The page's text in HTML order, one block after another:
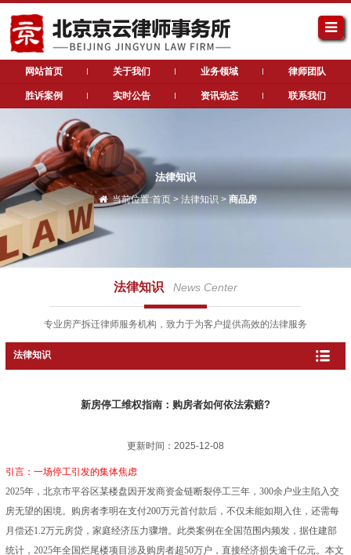
网站首页 关于我们 业务领域 律师团队
胜诉案例 实时公告 资讯动态 联系我们
法律知识
当前位置:首页> 法律知识 > 商品房
法律知识 News Center
专业房产拆迁律师服务机构，致力于为客户提供高效的法律服务
法律知识
新房停工维权指南：购房者如何依法索赔?
更新时间：2025-12-08
引言：一场停工引发的集体焦虑
2025年，北京市平谷区某楼盘因开发商资金链断裂停工三年，300余户业主陷入交
房无望的困境。购房者李明在支付200万元首付款后，不仅未能如期入住，还需每
月偿还1.2万元房贷，家庭经济压力骤增。此类案例在全国范围内频发，据住建部
统计，2025年全国烂尾楼项目涉及购房者超50万户，直接经济损失逾千亿元。本文